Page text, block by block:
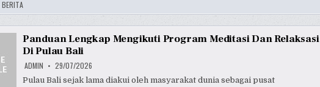
BERITA
Panduan Lengkap Mengikuti Program Meditasi Dan Relaksasi
Di Pulau Bali
ADMIN 29/07/2026
Pulau Bali sejak lama diakui oleh masyarakat dunia sebagai pusat